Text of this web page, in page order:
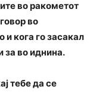
во ракометот
во
кога го засакал
за во иднина.
тебе да се